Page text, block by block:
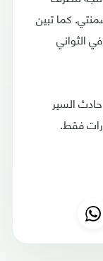
كما تبين
الثواني
السير
فقط.